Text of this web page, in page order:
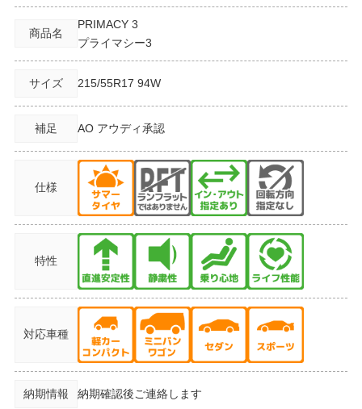
商品名
PRIMACY 3
プライマシー3
サイズ 215/55R17 94W
補足 AO アウディ承認
仕様
特性
対応車種
納期情報 納期確認後ご連絡します